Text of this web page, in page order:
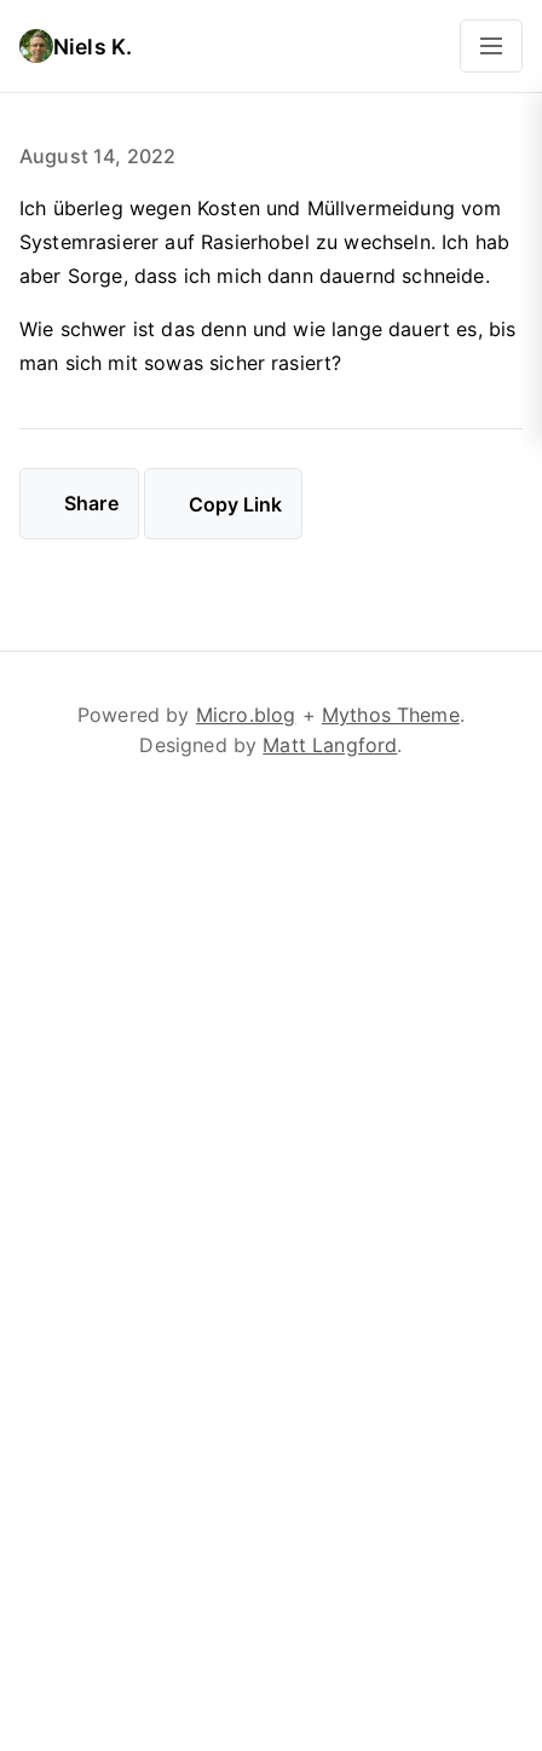
Niels K.
August 14, 2022
Ich überleg wegen Kosten und Müllvermeidung vom
Systemrasierer auf Rasierhobel zu wechseln. Ich hab
aber Sorge, dass ich mich dann dauernd schneide.
Wie schwer ist das denn und wie lange dauert es, bis
man sich mit sowas sicher rasiert?
Share Copy Link
Powered by Micro.blog + Mythos Theme.
Designed by Matt Langford.